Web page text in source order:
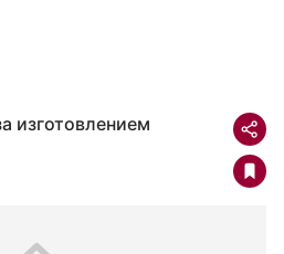
изготовлением